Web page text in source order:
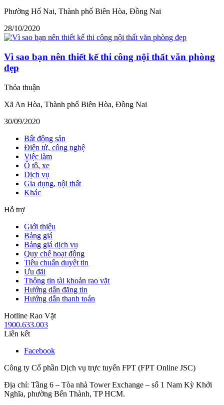
Phường Hố Nai, Thành phố Biên Hòa, Đồng Nai
28/10/2020
Vì sao bạn nên thiết kế thi công nội thất văn phòng
đẹp
Thỏa thuận
Xã An Hòa, Thành phố Biên Hòa, Đồng Nai
30/09/2020
Bất động sản
Điện tử, công nghệ
Việc làm
Ô tô, xe
Dịch vụ
Gia dụng, nội thất
Khác
Hỗ trợ
Giới thiệu
Bảng giá
Bảng giá dịch vụ
Quy chế hoạt động
Tiêu chuẩn duyệt tin
Ưu đãi
Thông tin tài khoản rao vặt
Hướng dẫn đăng tin
Hướng dẫn thanh toán
Hotline Rao Vặt
1900.633.003
Liên kết
Facebook
Công ty Cổ phần Dịch vụ trực tuyến FPT (FPT Online JSC)
Địa chỉ: Tầng 6 – Tòa nhà Tower Exchange – số 1 Nam Kỳ Khởi
Nghĩa, phường Bến Thành, TP HCM.